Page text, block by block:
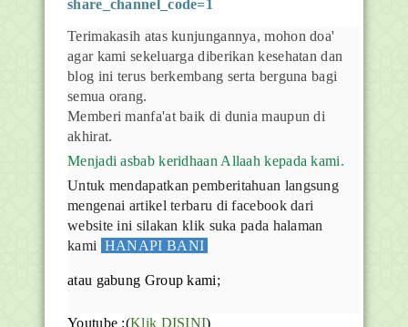
share_channel_code=1
Terimakasih atas kunjungannya, mohon doa'
agar kami sekeluarga diberikan kesehatan dan
blog ini terus berkembang serta berguna bagi
semua orang.
Memberi manfa'at baik di dunia maupun di
akhirat.
Menjadi asbab keridhaan Allaah kepada kami.
Untuk mendapatkan pemberitahuan langsung
mengenai artikel terbaru di facebook dari
website ini silakan klik suka pada halaman
kami HANAPI BANI
atau gabung Group kami;
Youtube ;(Klik DISINI)